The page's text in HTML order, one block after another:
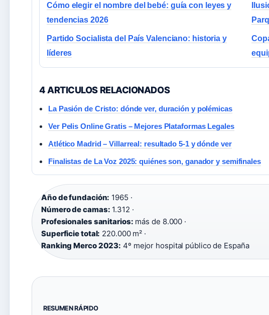
Cómo elegir el nombre del bebé: guía con leyes y
tendencias 2026
Partido Socialista del País Valenciano: historia y
líderes
4 ARTICULOS RELACIONADOS
La Pasión de Cristo: dónde ver, duración y polémicas
Ver Pelis Online Gratis – Mejores Plataformas Legales
Atlético Madrid – Villarreal: resultado 5-1 y dónde ver
Finalistas de La Voz 2025: quiénes son, ganador y semifinales
Año de fundación: 1965 ·
Número de camas: 1.312 ·
Profesionales sanitarios: más de 8.000 ·
Superficie total: 220.000 m² ·
Ranking Merco 2023: 4º mejor hospital público de España
RESUMEN RÁPIDO